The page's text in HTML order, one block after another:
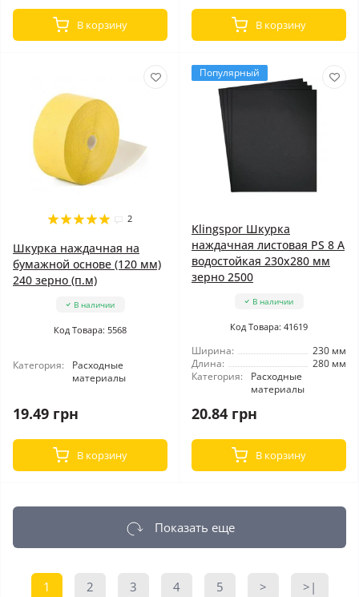
В корзину В корзину
2
Шкурка наждачная на
бумажной основе (120 мм)
240 зерно (п.м)
В наличии
Код Товара: 5568
Категория:
Расходные
материалы
19.49 грн
В корзину
Популярный
Klingspor Шкурка
наждачная листовая PS 8 A
водостойкая 230x280 мм
зерно 2500
В наличии
Код Товара: 41619
Ширина:
230 мм
Длина:
280 мм
Категория:
Расходные
материалы
20.84 грн
В корзину
Показать еще
1 2 3 4 5 > >|